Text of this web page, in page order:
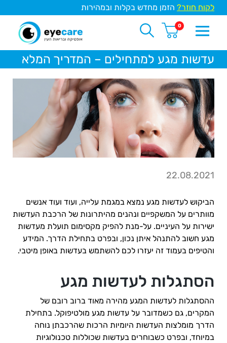
לקוח חוזר? הזמן מחדש בקלות ובמהירות
0
עדשות מגע למתחילים – המדריך המלא
22.08.2021
הביקוש לעדשות מגע נמצא במגמת עלייה, ועוד ועוד אנשים
מוותרים על המשקפיים ונהנים מהיתרונות של הרכבת העדשות
ישירות על העיניים. על-מנת להפיק מקסימום תועלת מעדשות
מגע חשוב להתנהל איתן נכון, ובפרט בתחילת הדרך. המידע
והטיפים בעמוד זה יעזרו לכם להשתמש בעדשות באופן מיטבי.
הסתגלות לעדשות מגע
ההסתגלות לעדשות המגע מהירה מאוד ברוב רובם של
המקרים, גם כשמדובר על עדשות מגע מולטיפוקל. בתחילת
הדרך מומלצות העדשות היומיות הרכות שהרכבתן נוחה
במיוחד, ובפרט כשבוחרים בעדשות שכוללות טכנולוגיות